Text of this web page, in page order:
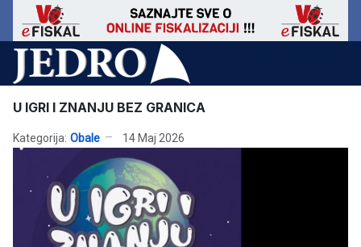
U IGRI I ZNANJU BEZ GRANICA
Kategorija: Obale 14 Maj 2026